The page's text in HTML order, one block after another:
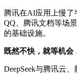
腾讯在AI应用上慢了
QQ、腾讯文档等场
的基础设施。
既然不快，就等机会
DeepSeek与腾讯云